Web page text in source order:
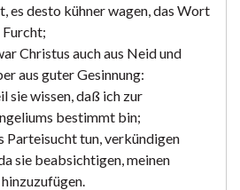
es desto kühner wagen, das Wort
Furcht;
Christus auch aus Neid und
aus guter Gesinnung:
sie wissen, daß ich zur
bestimmt bin;
Parteisucht tun, verkündigen
sie beabsichtigen, meinen